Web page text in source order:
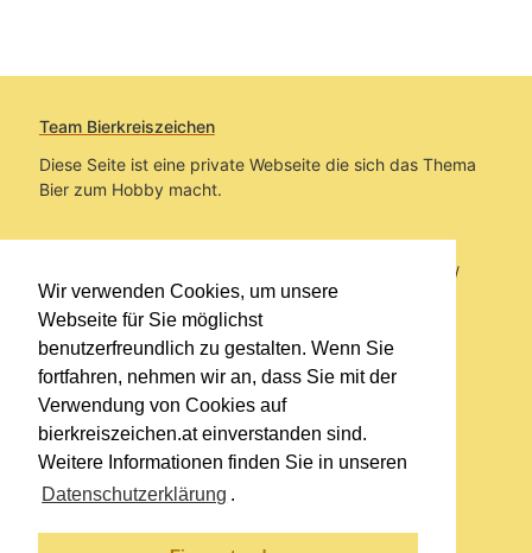
Wir verwenden Cookies, um unsere
Webseite für Sie möglichst
benutzerfreundlich zu gestalten. Wenn Sie
fortfahren, nehmen wir an, dass Sie mit der
Verwendung von Cookies auf
bierkreiszeichen.at einverstanden sind.
Weitere Informationen finden Sie in unseren
Datenschutzerklärung .
Team Bierkreiszeichen
Diese Seite ist eine private Webseite die sich das Thema
Bier zum Hobby macht.
Sie befinden sich auf https://www.bierkreiszeichen.at/
im Pfad:Übers Bier/Biersorten
Erstellt: 2014-01-27
Links
Impressum
Datenschutzerklärung